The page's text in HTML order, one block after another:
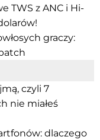
TWS z ANC i Hi-
graczy:
czyli 7
nie miałeś
dlaczego